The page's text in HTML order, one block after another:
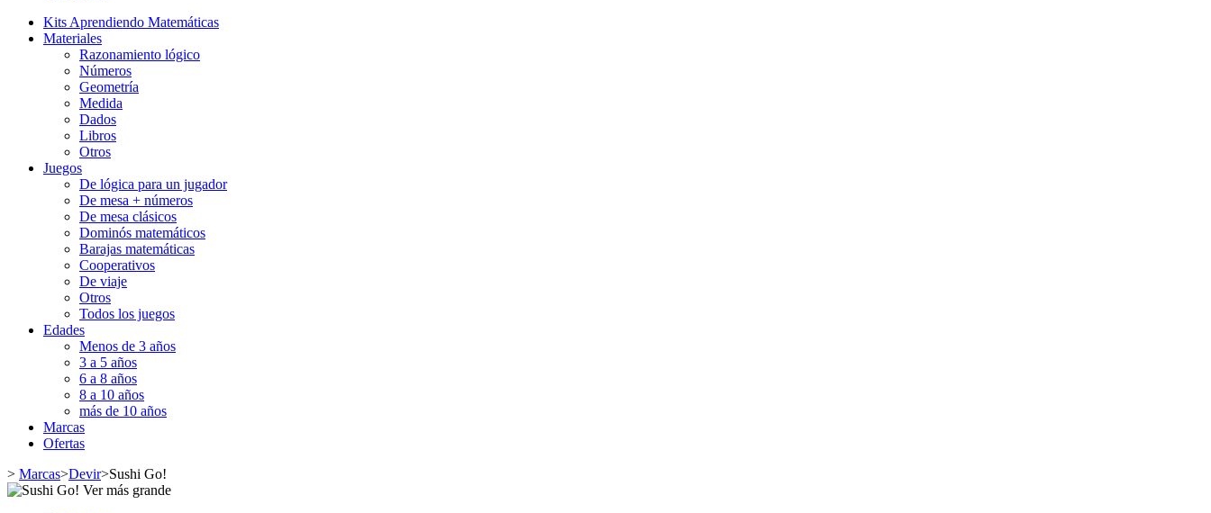
Kits Aprendiendo Matemáticas
Materiales
Razonamiento lógico
Números
Geometría
Medida
Dados
Libros
Otros
Juegos
De lógica para un jugador
De mesa + números
De mesa clásicos
Dominós matemáticos
Barajas matemáticas
Cooperativos
De viaje
Otros
Todos los juegos
Edades
Menos de 3 años
3 a 5 años
6 a 8 años
8 a 10 años
más de 10 años
Marcas
Ofertas
> Marcas>Devir>Sushi Go!
Ver más grande